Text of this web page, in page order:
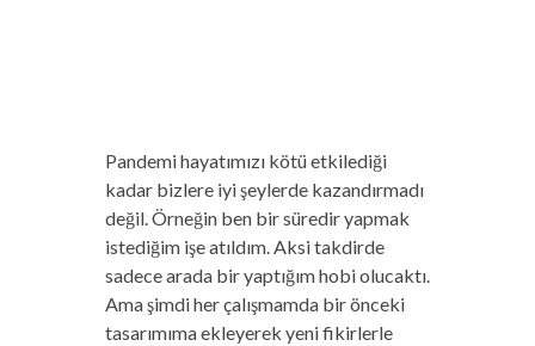
Pandemi hayatımızı kötü etkilediği
kadar bizlere iyi şeylerde kazandırmadı
değil. Örneğin ben bir süredir yapmak
istediğim işe atıldım. Aksi takdirde
sadece arada bir yaptığım hobi olucaktı.
Ama şimdi her çalışmamda bir önceki
tasarımıma ekleyerek yeni fikirlerle